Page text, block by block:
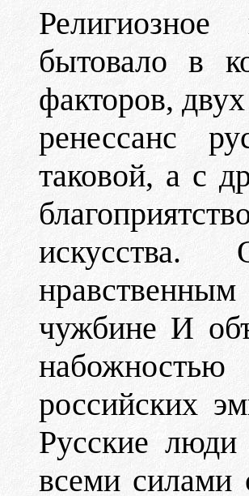
бытовало в
факторов,
ренессанс
таковой, а с
искусства.
чужбине И
российских
Русские
всеми силами